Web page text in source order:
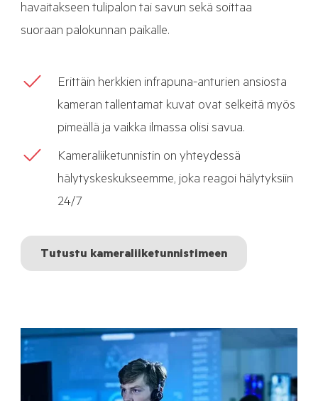
havaitakseen tulipalon tai savun sekä soittaa
suoraan palokunnan paikalle.
Erittäin herkkien infrapuna-anturien ansiosta
kameran tallentamat kuvat ovat selkeitä myös
pimeällä ja vaikka ilmassa olisi savua.
Kameraliiketunnistin on yhteydessä
hälytyskeskukseemme, joka reagoi hälytyksiin
24/7
Tutustu kameraliiketunnistimeen